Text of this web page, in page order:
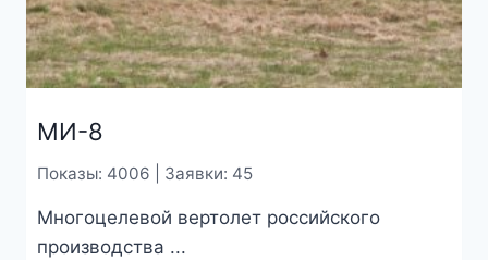
МИ-8
Показы: 4006 | Заявки: 45
Многоцелевой вертолет российского
производства ...